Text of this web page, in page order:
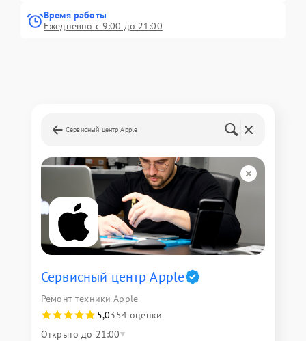
Время работы
Ежедневно с 9:00 до 21:00
Сервисный центр Apple
Сервисный центр Apple
Ремонт техники Apple
5,0354 оценки
Открыто до 21:00